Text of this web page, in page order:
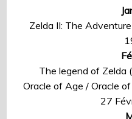
Zelda II: The
The legend of Zelda
Oracle of Age / Oracle
27